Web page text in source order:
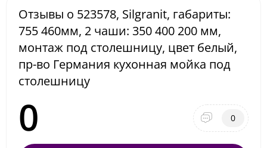
Отзывы о 523578, Silgranit, габариты:
755 460мм, 2 чаши: 350 400 200 мм,
монтаж под столешницу, цвет белый,
пр-во Германия кухонная мойка под
столешницу
0 0